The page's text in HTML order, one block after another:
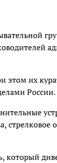
этом их
России.
который